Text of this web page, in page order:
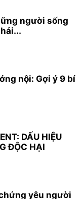
người sống
nội: Gợi ý 9 bí
DẤU HIỆU
ĐỘC HẠI
yêu người